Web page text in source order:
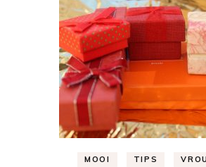
MOOI TIPS